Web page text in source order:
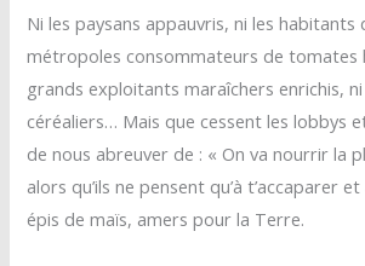
Ni les paysans appauvris, ni les habitants
métropoles consommateurs de tomates
grands exploitants maraîchers enrichis,
céréaliers… Mais que cessent les lobbys
de nous abreuver de : « On va nourrir la
alors qu’ils ne pensent qu’à t’accaparer
épis de maïs, amers pour la Terre.